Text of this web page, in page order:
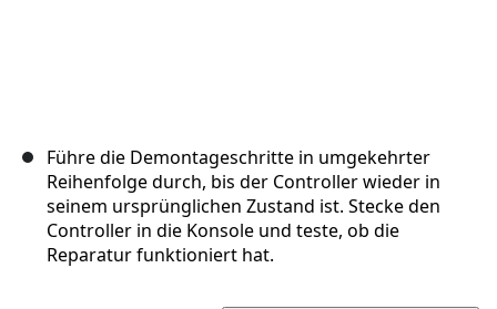
Führe die Demontageschritte in umgekehrter
Reihenfolge durch, bis der Controller wieder in
seinem ursprünglichen Zustand ist. Stecke den
Controller in die Konsole und teste, ob die
Reparatur funktioniert hat.